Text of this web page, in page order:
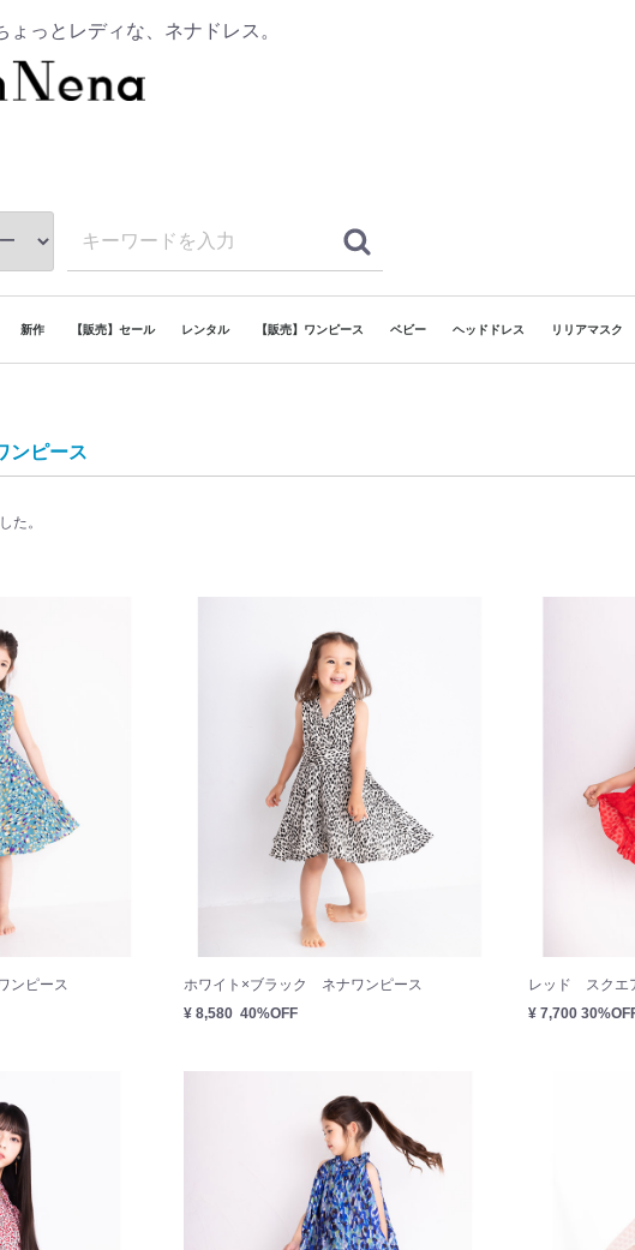
ょっとレディな、ネナドレス。
新作 【販売】セール レンタル 【販売】ワンピース ベビー ヘッドドレス リリアマスク
ンピース
た。
ンピース
ホワイト×ブラック ネナワンピース
¥ 8,580 40%OFF
レッド スクエ
¥ 7,700